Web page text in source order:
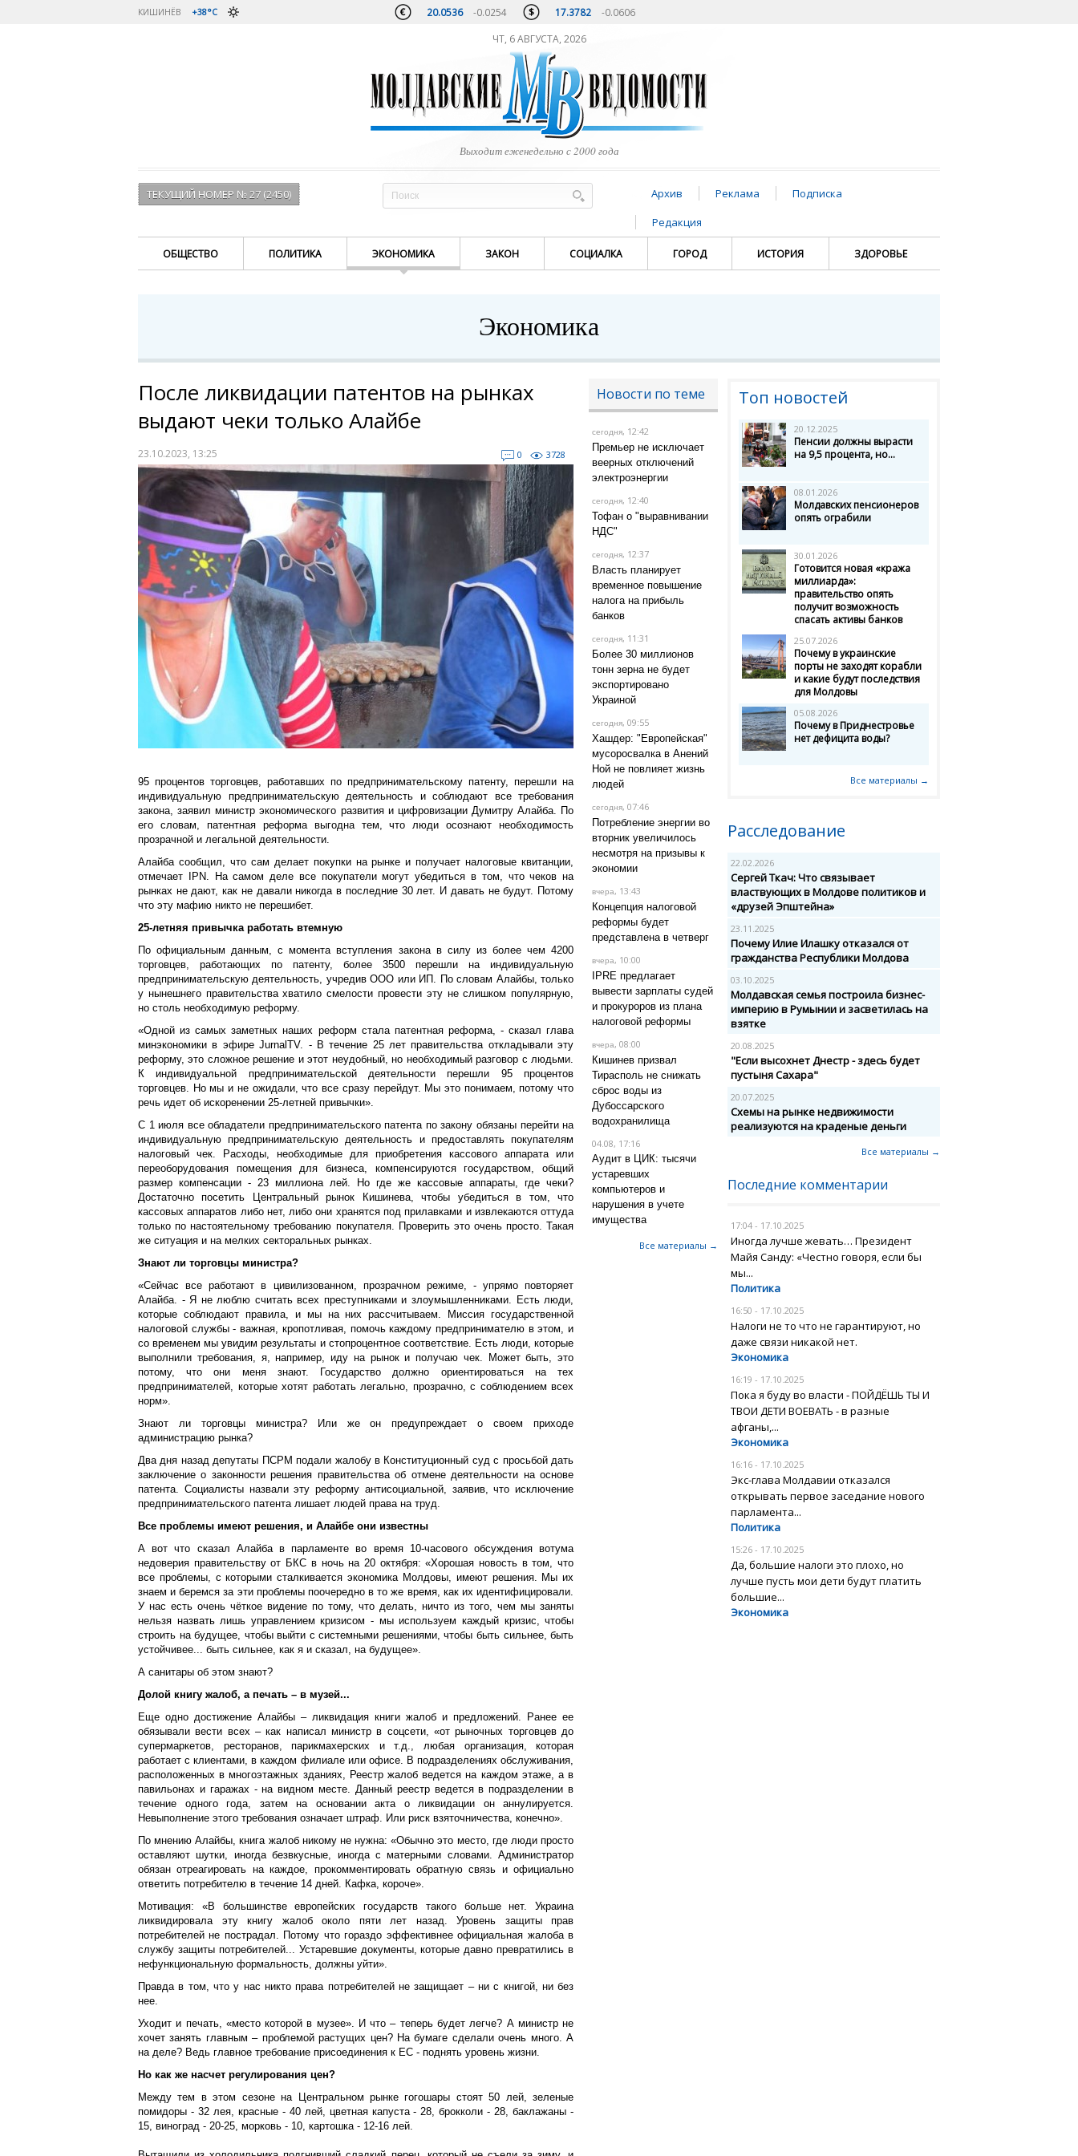
КИШИНЁВ +38°C 20.0536 -0.0254 17.3782 -0.0606
ЧТ, 6 АВГУСТА, 2026
Выходит еженедельно с 2000 года
ТЕКУЩИЙ НОМЕР № 27 (2450) Архив Реклама
Подписка
Редакция
ОБЩЕСТВО ПОЛИТИКА ЭКОНОМИКА ЗАКОН СОЦИАЛКА ГОРОД ИСТОРИЯ ЗДОРОВЬЕ
Экономика
После ликвидации патентов на рынках
выдают чеки только Алайбе
23.10.2023, 13:25 0 3728
95 процентов торговцев, работавших по предпринимательскому патенту, перешли на
индивидуальную предпринимательскую деятельность и соблюдают все требования
закона, заявил министр экономического развития и цифровизации Думитру Алайба. По
его словам, патентная реформа выгодна тем, что люди осознают необходимость
прозрачной и легальной деятельности.
Алайба сообщил, что сам делает покупки на рынке и получает налоговые квитанции,
отмечает IPN. На самом деле все покупатели могут убедиться в том, что чеков на
рынках не дают, как не давали никогда в последние 30 лет. И давать не будут. Потому
что эту мафию никто не перешибет.
25-летняя привычка работать втемную
По официальным данным, с момента вступления закона в силу из более чем 4200
торговцев, работающих по патенту, более 3500 перешли на индивидуальную
предпринимательскую деятельность, учредив ООО или ИП. По словам Алайбы, только
у нынешнего правительства хватило смелости провести эту не слишком популярную,
но столь необходимую реформу.
«Одной из самых заметных наших реформ стала патентная реформа, - сказал глава
минэкономики в эфире JurnalTV. - В течение 25 лет правительства откладывали эту
реформу, это сложное решение и этот неудобный, но необходимый разговор с людьми.
К индивидуальной предпринимательской деятельности перешли 95 процентов
торговцев. Но мы и не ожидали, что все сразу перейдут. Мы это понимаем, потому что
речь идет об искоренении 25-летней привычки».
С 1 июля все обладатели предпринимательского патента по закону обязаны перейти на
индивидуальную предпринимательскую деятельность и предоставлять покупателям
налоговый чек. Расходы, необходимые для приобретения кассового аппарата или
переоборудования помещения для бизнеса, компенсируются государством, общий
размер компенсации - 23 миллиона лей. Но где же кассовые аппараты, где чеки?
Достаточно посетить Центральный рынок Кишинева, чтобы убедиться в том, что
кассовых аппаратов либо нет, либо они хранятся под прилавками и извлекаются оттуда
только по настоятельному требованию покупателя. Проверить это очень просто. Такая
же ситуация и на мелких секторальных рынках.
Знают ли торговцы министра?
«Сейчас все работают в цивилизованном, прозрачном режиме, - упрямо повторяет
Алайба. - Я не люблю считать всех преступниками и злоумышленниками. Есть люди,
которые соблюдают правила, и мы на них рассчитываем. Миссия государственной
налоговой службы - важная, кропотливая, помочь каждому предпринимателю в этом, и
со временем мы увидим результаты и стопроцентное соответствие. Есть люди, которые
выполнили требования, я, например, иду на рынок и получаю чек. Может быть, это
потому, что они меня знают. Государство должно ориентироваться на тех
предпринимателей, которые хотят работать легально, прозрачно, с соблюдением всех
норм».
Знают ли торговцы министра? Или же он предупреждает о своем приходе
администрацию рынка?
Два дня назад депутаты ПСРМ подали жалобу в Конституционный суд с просьбой дать
заключение о законности решения правительства об отмене деятельности на основе
патента. Социалисты назвали эту реформу антисоциальной, заявив, что исключение
предпринимательского патента лишает людей права на труд.
Все проблемы имеют решения, и Алайбе они известны
А вот что сказал Алайба в парламенте во время 10-часового обсуждения вотума
недоверия правительству от БКС в ночь на 20 октября: «Хорошая новость в том, что
все проблемы, с которыми сталкивается экономика Молдовы, имеют решения. Мы их
знаем и беремся за эти проблемы поочередно в то же время, как их идентифицировали.
У нас есть очень чёткое видение по тому, что делать, ничто из того, чем мы заняты
нельзя назвать лишь управлением кризисом - мы используем каждый кризис, чтобы
строить на будущее, чтобы выйти с системными решениями, чтобы быть сильнее, быть
устойчивее... быть сильнее, как я и сказал, на будущее».
А санитары об этом знают?
Долой книгу жалоб, а печать – в музей...
Еще одно достижение Алайбы – ликвидация книги жалоб и предложений. Ранее ее
обязывали вести всех – как написал министр в соцсети, «от рыночных торговцев до
супермаркетов, ресторанов, парикмахерских и т.д., любая организация, которая
работает с клиентами, в каждом филиале или офисе. В подразделениях обслуживания,
расположенных в многоэтажных зданиях, Реестр жалоб ведется на каждом этаже, а в
павильонах и гаражах - на видном месте. Данный реестр ведется в подразделении в
течение одного года, затем на основании акта о ликвидации он аннулируется.
Невыполнение этого требования означает штраф. Или риск взяточничества, конечно».
По мнению Алайбы, книга жалоб никому не нужна: «Обычно это место, где люди просто
оставляют шутки, иногда безвкусные, иногда с матерными словами. Администратор
обязан отреагировать на каждое, прокомментировать обратную связь и официально
ответить потребителю в течение 14 дней. Кафка, короче».
Мотивация: «В большинстве европейских государств такого больше нет. Украина
ликвидировала эту книгу жалоб около пяти лет назад. Уровень защиты прав
потребителей не пострадал. Потому что гораздо эффективнее официальная жалоба в
службу защиты потребителей... Устаревшие документы, которые давно превратились в
нефункциональную формальность, должны уйти».
Правда в том, что у нас никто права потребителей не защищает – ни с книгой, ни без
нее.
Уходит и печать, «место которой в музее». И что – теперь будет легче? А министр не
хочет занять главным – проблемой растущих цен? На бумаге сделали очень много. А
на деле? Ведь главное требование присоединения к ЕС - поднять уровень жизни.
Но как же насчет регулирования цен?
Между тем в этом сезоне на Центральном рынке гогошары стоят 50 лей, зеленые
помидоры - 32 лея, красные - 40 лей, цветная капуста - 28, брокколи - 28, баклажаны -
15, виноград - 20-25, морковь - 10, картошка - 12-16 лей.
Новости по теме
сегодня, 12:42
Премьер не исключает
веерных отключений
электроэнергии
сегодня, 12:40
Тофан о "выравнивании
НДС"
сегодня, 12:37
Власть планирует
временное повышение
налога на прибыль
банков
сегодня, 11:31
Более 30 миллионов
тонн зерна не будет
экспортировано
Украиной
сегодня, 09:55
Хашдер: "Европейская"
мусоросвалка в Анений
Ной не повлияет жизнь
людей
сегодня, 07:46
Потребление энергии во
вторник увеличилось
несмотря на призывы к
экономии
вчера, 13:43
Концепция налоговой
реформы будет
представлена в четверг
вчера, 10:00
IPRE предлагает
вывести зарплаты судей
и прокуроров из плана
налоговой реформы
вчера, 08:00
Кишинев призвал
Тирасполь не снижать
сброс воды из
Дубоссарского
водохранилища
04.08, 17:16
Аудит в ЦИК: тысячи
устаревших
компьютеров и
нарушения в учете
имущества
Все материалы →
Топ новостей
20.12.2025
Пенсии должны вырасти
на 9,5 процента, но...
08.01.2026
Молдавских пенсионеров
опять ограбили
30.01.2026
Готовится новая «кража
миллиарда»:
правительство опять
получит возможность
спасать активы банков
25.07.2026
Почему в украинские
порты не заходят корабли
и какие будут последствия
для Молдовы
05.08.2026
Почему в Приднестровье
нет дефицита воды?
Все материалы →
Расследование
22.02.2026
Сергей Ткач: Что связывает
властвующих в Молдове политиков и
«друзей Эпштейна»
23.11.2025
Почему Илие Илашку отказался от
гражданства Республики Молдова
03.10.2025
Молдавская семья построила бизнес-
империю в Румынии и засветилась на
взятке
20.08.2025
"Если высохнет Днестр - здесь будет
пустыня Сахара"
20.07.2025
Схемы на рынке недвижимости
реализуются на краденые деньги
Все материалы →
Последние комментарии
17:04 - 17.10.2025
Иногда лучше жевать… Президент
Майя Санду: «Честно говоря, если бы
мы...
Политика
16:50 - 17.10.2025
Налоги не то что не гарантируют, но
даже связи никакой нет.
Экономика
16:19 - 17.10.2025
Пока я буду во власти - ПОЙДЁШЬ ТЫ И
ТВОИ ДЕТИ ВОЕВАТЬ - в разные
афганы,...
Экономика
16:16 - 17.10.2025
Экс-глава Молдавии отказался
открывать первое заседание нового
парламента...
Политика
15:26 - 17.10.2025
Да, большие налоги это плохо, но
лучше пусть мои дети будут платить
большие...
Экономика